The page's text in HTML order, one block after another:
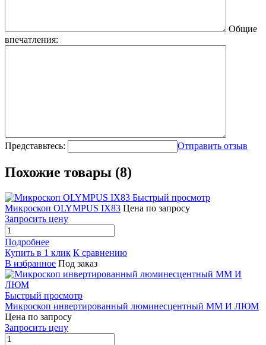
Общие
впечатления:
Представьтесь: Отправить отзыв
Похожие товары (8)
Быстрый просмотр
Микроскоп OLYMPUS IX83 Цена по запросу
Запросить цену
Подробнее
Купить в 1 клик К сравнению
В избранное Под заказ
Быстрый просмотр
Микроскоп инвертированный люминесцентный ММ И ЛЮМ
Цена по запросу
Запросить цену